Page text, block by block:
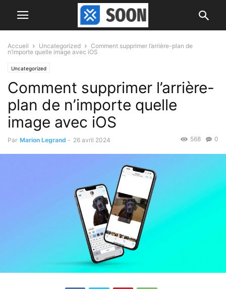
Accueil Uncategorized
Comment supprimer l’arrière-plan de
n’importe quelle image avec iOS
Uncategorized
Comment supprimer l’arrière-
plan de n’importe quelle
image avec iOS
Par Marion Legrand - 26 avril 2024 0
568